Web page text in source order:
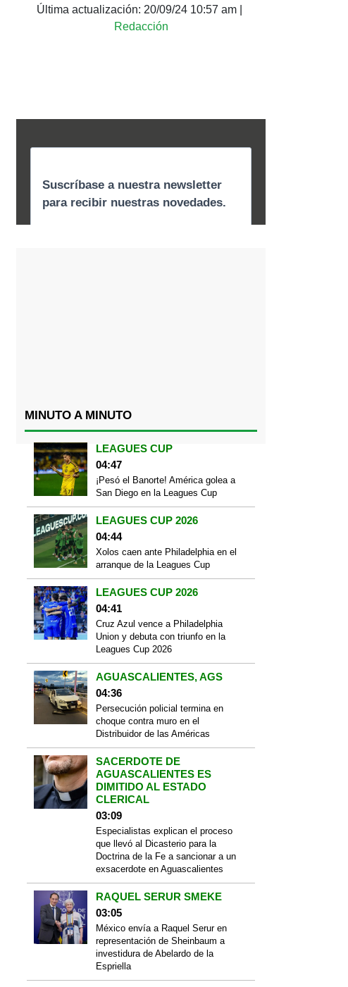
Última actualización: 20/09/24 10:57 am
Redacción
MINUTO A MINUTO
LEAGUES CUP
04:47
¡Pesó el Banorte! América golea a
San Diego en la Leagues Cup
LEAGUES CUP 2026
04:44
Xolos caen ante Philadelphia en el
arranque de la Leagues Cup
LEAGUES CUP 2026
04:41
Cruz Azul vence a Philadelphia
Union y debuta con triunfo en la
Leagues Cup 2026
AGUASCALIENTES, AGS
04:36
Persecución policial termina en
choque contra muro en el
Distribuidor de las Américas
SACERDOTE DE
AGUASCALIENTES ES
DIMITIDO AL ESTADO
CLERICAL
03:09
Especialistas explican el proceso
que llevó al Dicasterio para la
Doctrina de la Fe a sancionar a un
exsacerdote en Aguascalientes
RAQUEL SERUR SMEKE
03:05
México envía a Raquel Serur en
representación de Sheinbaum a
investidura de Abelardo de la
Espriella